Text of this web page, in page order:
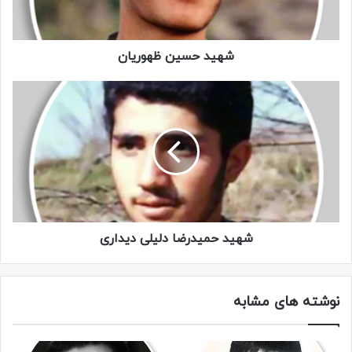
حمید تا زنده بود از فرزند شهید خواهرش به خوبی مراقبت می
بسیج دانش آموزی برای اعزام به جبهه های حق علیه باطل اقدام
کرد ولی هر بار به خاطر کمی سن موفق به نام نویسی نشد تا آنکه
در سال ۱۳۶۶ با سماجت فراوان از طریق بسیج دانش آموزی موفق
به ثبت نام شد. آن زمان کلاس سوم راهنمایی بود اما درس را رها
کرد و رفت تا راه برادرش بی رهرو نماند.
او پس از گذراندن دوره های مختلف نظامی، از طریق پایگاه مقداد
به جبهه اعزام شد و در منطقه شلمچه به مبارزه پرداخت.
روز شنبه یکم مرداد ۱۳۶۷ در منطقه کربلای ایران (شلمچه) زمانی
که کمک تیربارچی تقاضای آب می کند همین که حمید ظرف آب
چون خانم حضرت زهرا (س) با پهلوی شکسته به درجه رفیع
شهید حسین ظهوریان
شهید حمیدرضا دلیلی دیداری
نوشته های مشابه